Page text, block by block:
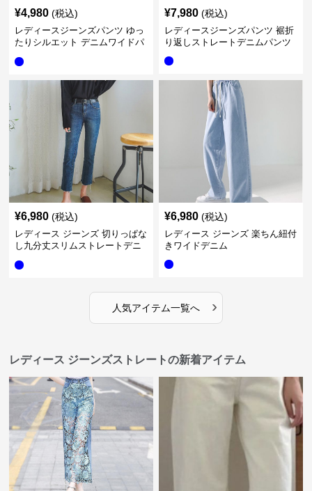
¥4,980 (税込)
レディースジーンズパンツ ゆっ
たりシルエット デニムワイドパ
¥7,980 (税込)
レディースジーンズパンツ 裾折
り返しストレートデニムパンツ
¥6,980 (税込)
レディース ジーンズ 切りっぱな
し九分丈スリムストレートデニ
¥6,980 (税込)
レディース ジーンズ 楽ちん紐付
きワイドデニム
人気アイテム一覧へ ›
レディース ジーンズストレートの新着アイテム